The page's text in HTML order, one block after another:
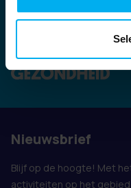
Ook vertegenwoordigd
Nieuwsbrief
Blijf op de hoogte! Met
activiteiten op het gebied